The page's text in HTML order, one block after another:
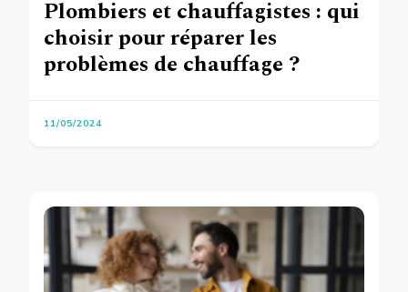
Plombiers et chauffagistes : qui
choisir pour réparer les
problèmes de chauffage ?
11/05/2024